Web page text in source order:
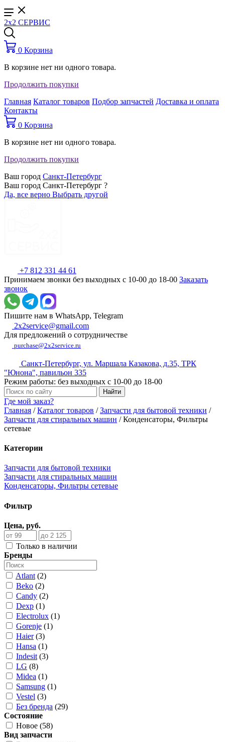
2x2 СЕРВИС
0 Корзина
В корзине нет ни одного товара.
Продолжить покупки
Главная Каталог товаров Подбор запчастей Доставка и оплата
Контакты
0 Корзина
В корзине нет ни одного товара.
Продолжить покупки
Ваш город Санкт-Петербург
Ваш город Санкт-Петербург ?
Да, все верно Выбрать другой
+7 812 331 44 61
Принимаем звонки без выходных с 10-00 до 18-00 Заказать
звонок
Пишите нам в WhatsApp, Telegram
2x2service@gmail.com
Для предложений о сотрудничестве
purchase@2x2service.ru
Санкт-Петербург, ул. Маршала Казакова, д.35, ТРК
"Юнона", павильон 335
Режим работы: без выходных с 10-00 до 18-00
Где мой заказ?
Главная /Каталог товаров /Запчасти для бытовой техники /
Запчасти для стиральных машин /Конденсаторы, Фильтры
сетевые
Категории
Запчасти для бытовой техники
Запчасти для стиральных машин
Конденсаторы, Фильтры сетевые
Фильтр
Цена, руб.
Только в наличии
Бренды
Atlant (2)
Beko (2)
Candy (2)
Dexp (1)
Electrolux (1)
Gorenje (1)
Haier(3)
Hansa (1)
Indesit (3)
LG (8)
Midea (1)
Samsung (1)
Vestel (3)
Без бренда (29)
Состояние
Новое (58)
Вид запчасти